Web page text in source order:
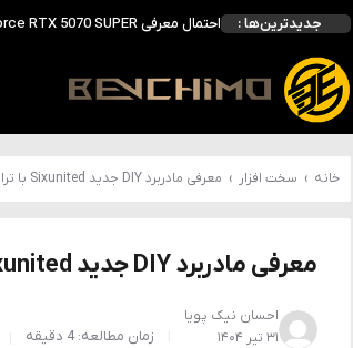
جدیدترین‌ها :
انویدیا DLSS 5 را با سه مدل هوش مصنوعی معرفی کرد؛ انتقادهای اولیه نتیجه داد
بررسی کیس GAMDIAS NESO P1 Pro؛ فول‌تاوری مهندسی‌شده برای سیستم‌های رده‌بالا
خانه › سخت افزار › معرفی مادربرد DIY جدید Sixunited با تراشه‌های قدرتمند Strix Halo Ryzen AI MAX
معرفی مادربرد DIY جدید Sixunited با تراشه‌های قدرتمند Strix Halo Ryzen AI MAX
احسان نیک پویا
۳۱ تیر ۱۴۰۴
زمان مطالعه: 4 دقیقه